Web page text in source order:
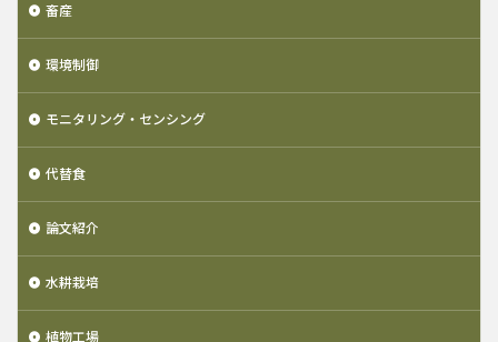
畜産
環境制御
モニタリング・センシング
代替食
論文紹介
水耕栽培
植物工場